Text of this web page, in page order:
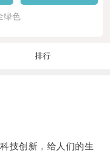
绿色
排行
技创新，给人们的生